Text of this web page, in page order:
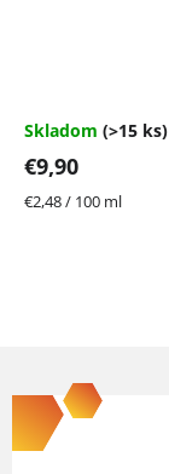
4,7
5
hviezdičiek.
Skladom (>15 ks)
€9,90
Jednotková
€2,48 / 100 ml
á
p